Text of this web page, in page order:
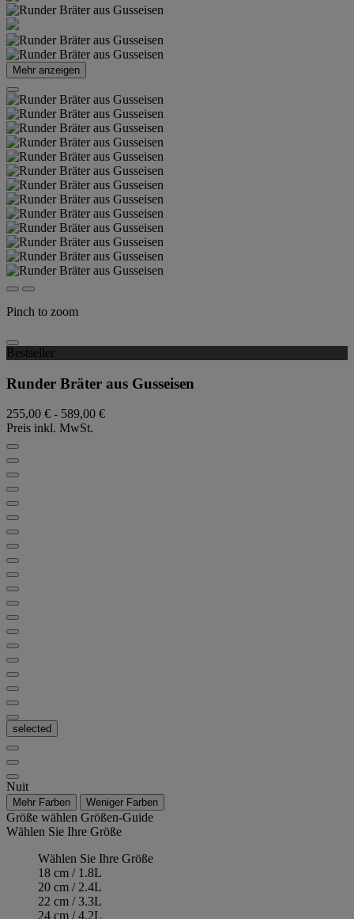
Mehr anzeigen
Pinch to zoom
Bestseller
Runder Bräter aus Gusseisen
255,00 € - 589,00 €
Preis inkl. MwSt.
selected
Nuit
Mehr Farben Weniger Farben
Größe wählen Größen-Guide
Wählen Sie Ihre Größe
Wählen Sie Ihre Größe
18 cm / 1.8L
20 cm / 2.4L
22 cm / 3.3L
24 cm / 4.2L